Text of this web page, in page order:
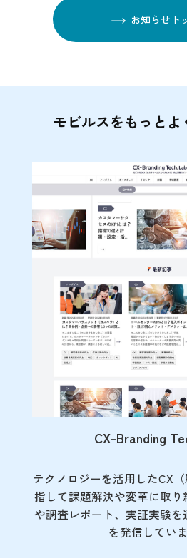
お知らせト
モビルスをもっとよ
CX-Branding
テクノロジーを活用したCX
指して課題解決や変革に取
や調査レポート、実証実験
を発信していま